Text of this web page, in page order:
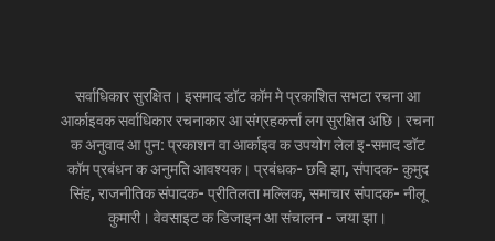
सर्वाधिकार सुरक्षित। इसमाद डॉट कॉम मे प्रकाशित सभटा रचना आ
आर्काइवक सर्वाधिकार रचनाकार आ संग्रहकर्त्ता लग सुरक्षित अछि। रचना
क अनुवाद आ पुन: प्रकाशन वा आर्काइव क उपयोग लेल इ-समाद डॉट
कॉम प्रबंधन क अनुमति आवश्यक। प्रबंधक- छवि झा, संपादक- कुमुद
सिंह, राजनीतिक संपादक- प्रीतिलता मल्लिक, समाचार संपादक- नीलू
कुमारी। वेवसाइट क डिजाइन आ संचालन - जया झा।